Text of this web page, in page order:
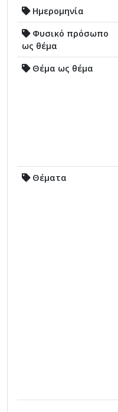
Ημερομηνία
Φυσικό πρόσωπο
ως θέμα
Θέμα ως θέμα
Θέματα